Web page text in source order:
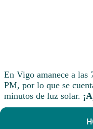
En Vigo amanece a las
PM, por lo que se
minutos de luz solar.